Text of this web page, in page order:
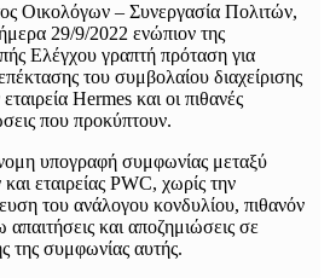
Οικολόγων – Συνεργασία Πολιτών,
29/9/2022 ενώπιον της
Ελέγχου γραπτή πρόταση για
του συμβολαίου διαχείρισης
Hermes και οι πιθανές
που προκύπτουν.
υπογραφή συμφωνίας μεταξύ
εταιρείας PWC, χωρίς την
του ανάλογου κονδυλίου, πιθανόν
και αποζημιώσεις σε
της συμφωνίας αυτής.